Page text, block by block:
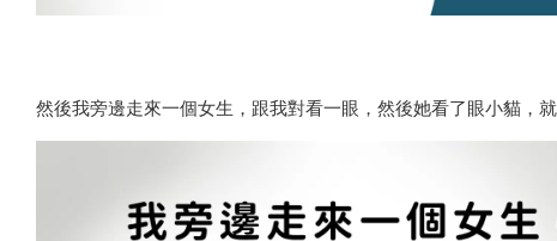
然後我旁邊走來一個女生，跟我對看一眼，然後她看了眼小貓，